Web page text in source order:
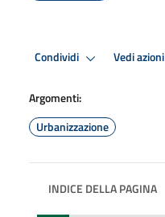
Condividi Vedi azioni
Argomenti:
Urbanizzazione
INDICE DELLA PAGINA